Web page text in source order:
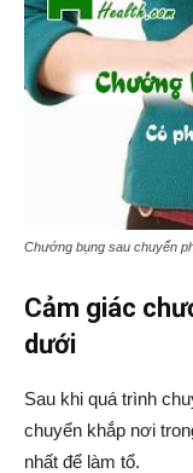
Chướng bụng sau chuyển
Cảm giác
dưới
Sau khi quá trình
chuyển khắp nơi
nhất để làm tổ.